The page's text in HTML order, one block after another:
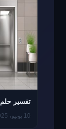
تفسير
10 يونيو، 2025